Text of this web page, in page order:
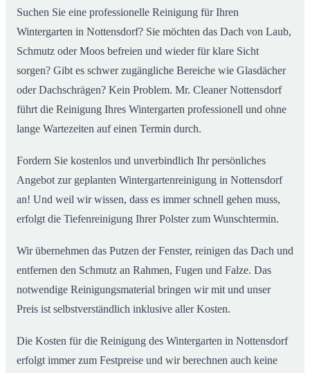
Suchen Sie eine professionelle Reinigung für Ihren
Wintergarten in Nottensdorf? Sie möchten das Dach von Laub,
Schmutz oder Moos befreien und wieder für klare Sicht
sorgen? Gibt es schwer zugängliche Bereiche wie Glasdächer
oder Dachschrägen? Kein Problem. Mr. Cleaner Nottensdorf
führt die Reinigung Ihres Wintergarten professionell und ohne
lange Wartezeiten auf einen Termin durch.
Fordern Sie kostenlos und unverbindlich Ihr persönliches
Angebot zur geplanten Wintergartenreinigung in Nottensdorf
an! Und weil wir wissen, dass es immer schnell gehen muss,
erfolgt die Tiefenreinigung Ihrer Polster zum Wunschtermin.
Wir übernehmen das Putzen der Fenster, reinigen das Dach und
entfernen den Schmutz an Rahmen, Fugen und Falze. Das
notwendige Reinigungsmaterial bringen wir mit und unser
Preis ist selbstverständlich inklusive aller Kosten.
Die Kosten für die Reinigung des Wintergarten in Nottensdorf
erfolgt immer zum Festpreise und wir berechnen auch keine